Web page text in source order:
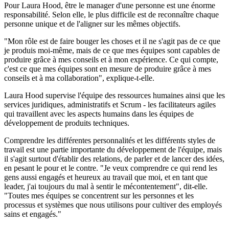
Pour Laura Hood, être le manager d'une personne est une énorme
responsabilité. Selon elle, le plus difficile est de reconnaître chaque
personne unique et de l'aligner sur les mêmes objectifs.
"Mon rôle est de faire bouger les choses et il ne s'agit pas de ce que
je produis moi-même, mais de ce que mes équipes sont capables de
produire grâce à mes conseils et à mon expérience. Ce qui compte,
c'est ce que mes équipes sont en mesure de produire grâce à mes
conseils et à ma collaboration", explique-t-elle.
Laura Hood supervise l'équipe des ressources humaines ainsi que les
services juridiques, administratifs et Scrum - les facilitateurs agiles
qui travaillent avec les aspects humains dans les équipes de
développement de produits techniques.
Comprendre les différentes personnalités et les différents styles de
travail est une partie importante du développement de l'équipe, mais
il s'agit surtout d'établir des relations, de parler et de lancer des idées,
en pesant le pour et le contre. "Je veux comprendre ce qui rend les
gens aussi engagés et heureux au travail que moi, et en tant que
leader, j'ai toujours du mal à sentir le mécontentement", dit-elle.
"Toutes mes équipes se concentrent sur les personnes et les
processus et systèmes que nous utilisons pour cultiver des employés
sains et engagés."